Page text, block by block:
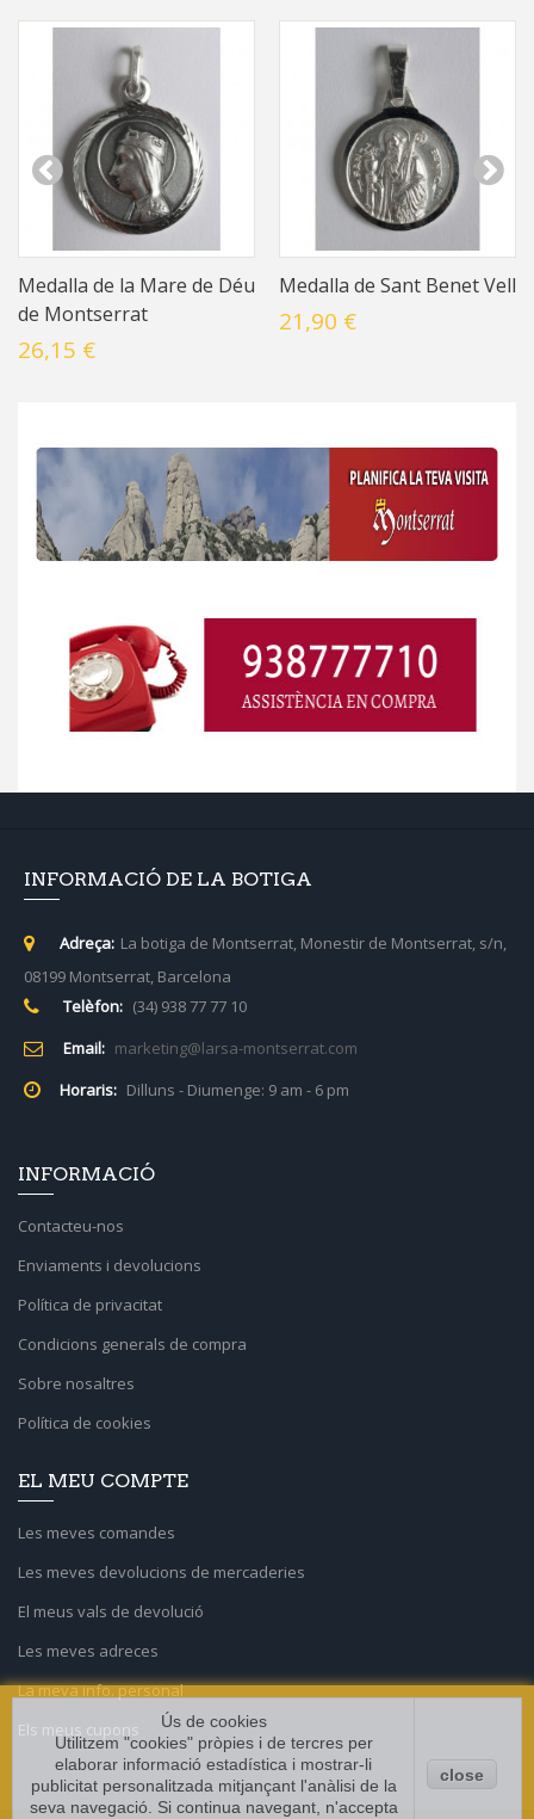
Medalla de la Mare de Déu
de Montserrat
26,15 €
Medalla de Sant Benet Vell
21,90 €
INFORMACIÓ DE LA BOTIGA
Adreça: La botiga de Montserrat, Monestir de Montserrat, s/n,
08199 Montserrat, Barcelona
Telèfon: (34) 938 77 77 10
Email: marketing@larsa-montserrat.com
Horaris: Dilluns - Diumenge: 9 am - 6 pm
INFORMACIÓ
Contacteu-nos
Enviaments i devolucions
Política de privacitat
Condicions generals de compra
Sobre nosaltres
Política de cookies
EL MEU COMPTE
Les meves comandes
Les meves devolucions de mercaderies
El meus vals de devolució
Les meves adreces
La meva info. personal
Els meus cupons
Ús de cookies
Utilitzem "cookies" pròpies i de tercres per
elaborar informació estadística i mostrar-li
publicitat personalitzada mitjançant l'anàlisi de la
seva navegació. Si continua navegant, n'accepta
close